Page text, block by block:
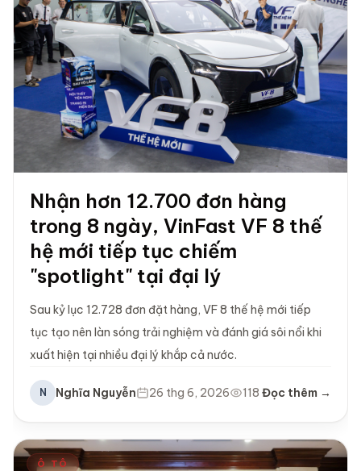
Nhận hơn 12.700 đơn hàng
trong 8 ngày, VinFast VF 8 thế
hệ mới tiếp tục chiếm
"spotlight" tại đại lý
Sau kỷ lục 12.728 đơn đặt hàng, VF 8 thế hệ mới tiếp
tục tạo nên làn sóng trải nghiệm và đánh giá sôi nổi khi
xuất hiện tại nhiều đại lý khắp cả nước.
N Nghĩa Nguyễn 26 thg 6, 2026 118 Đọc thêm →
Ô TÔ